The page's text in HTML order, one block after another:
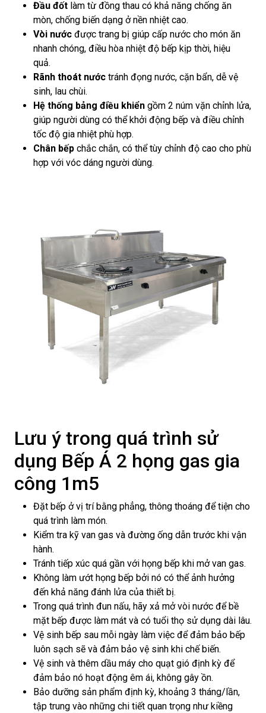
Đầu đốt làm từ đồng thau có khả năng chống ăn
mòn, chống biến dạng ở nền nhiệt cao.
Vòi nước được trang bị giúp cấp nước cho món ăn
nhanh chóng, điều hòa nhiệt độ bếp kịp thời, hiệu
quả.
Rãnh thoát nước tránh đọng nước, cặn bẩn, dễ vệ
sinh, lau chùi.
Hệ thống bảng điều khiển gồm 2 núm vặn chỉnh lửa,
giúp người dùng có thể khởi động bếp và điều chỉnh
tốc độ gia nhiệt phù hợp.
Chân bếp chắc chắn, có thể tùy chỉnh độ cao cho phù
hợp với vóc dáng người dùng.
Lưu ý trong quá trình sử
dụng Bếp Á 2 họng gas gia
công 1m5
Đặt bếp ở vị trí bằng phẳng, thông thoáng để tiện cho
quá trình làm món.
Kiểm tra kỹ van gas và đường ống dẫn trước khi vận
hành.
Tránh tiếp xúc quá gần với họng bếp khi mở van gas.
Không làm ướt họng bếp bởi nó có thể ảnh hưởng
đến khả năng đánh lửa của thiết bị.
Trong quá trình đun nấu, hãy xả mở vòi nước để bề
mặt bếp được làm mát và có tuổi thọ sử dụng dài lâu.
Vệ sinh bếp sau mỗi ngày làm việc để đảm bảo bếp
luôn sạch sẽ và đảm bảo vệ sinh khi chế biến.
Vệ sinh và thêm dầu máy cho quạt gió định kỳ để
đảm bảo nó hoạt động êm ái, không gây ồn.
Bảo dưỡng sản phẩm định kỳ, khoảng 3 tháng/lần,
tập trung vào những chi tiết quan trọng như kiềng